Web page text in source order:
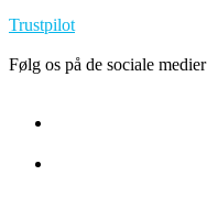
Trustpilot
Følg os på de sociale medier